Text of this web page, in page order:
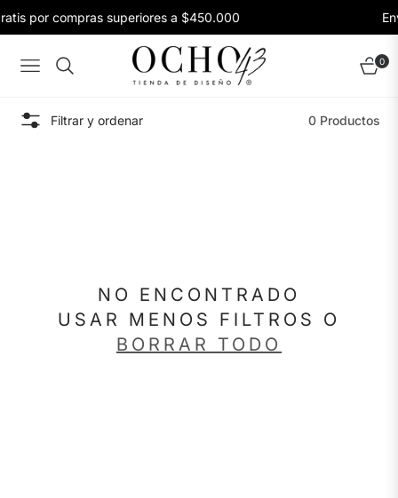
por compras superiores a $450.000
Navigation Carrito
0
Filtrar y ordenar 0 Productos
NO ENCONTRADO
USAR MENOS FILTROS O
BORRAR TODO